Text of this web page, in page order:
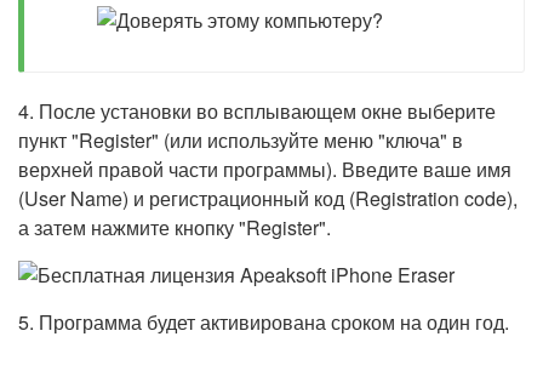
4. После установки во всплывающем окне выберите
пункт "Register" (или используйте меню "ключа" в
верхней правой части программы). Введите ваше имя
(User Name) и регистрационный код (Registration code),
а затем нажмите кнопку "Register".
5. Программа будет активирована сроком на один год.